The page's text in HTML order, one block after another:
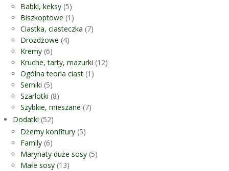
Babki, keksy (5)
Biszkoptowe (1)
Ciastka, ciasteczka (7)
Drożdżowe (4)
Kremy (6)
Kruche, tarty, mazurki (12)
Ogólna teoria ciast (1)
Serniki (5)
Szarlotki (8)
Szybkie, mieszane (7)
Dodatki (52)
Dżemy konfitury (5)
Family (6)
Marynaty duże sosy (5)
Małe sosy (13)